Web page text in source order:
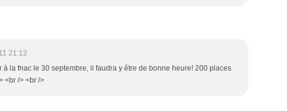
21:12
à la fnac le 30 septembre, il faudra y être de bonne heure! 200 places
<br /> <br />